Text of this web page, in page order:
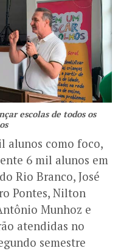
escolas de todos os
alunos como foco,
6 mil alunos em
Rio Branco, José
Pontes, Nilton
Munhoz e
atendidas no
semestre